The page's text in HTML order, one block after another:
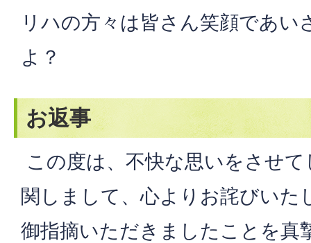
リハの方々は皆さん笑顔であい
よ？
お返事
この度は、不快な思いをさせ
関しまして、心よりお詫びいた
御指摘いただきましたことを真